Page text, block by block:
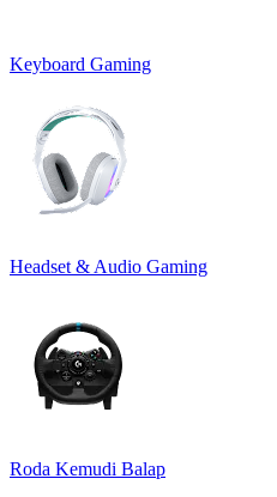
Keyboard Gaming
Headset & Audio Gaming
Roda Kemudi Balap